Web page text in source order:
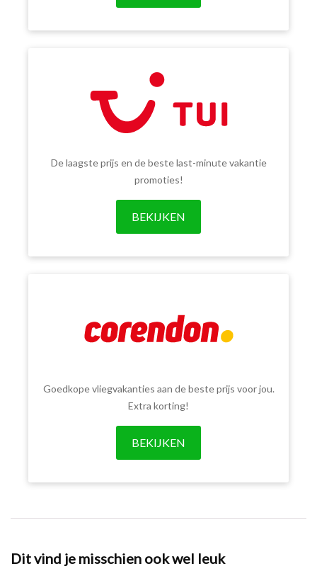
De laagste prijs en de beste last-minute vakantie
promoties!
BEKIJKEN
Goedkope vliegvakanties aan de beste prijs voor jou.
Extra korting!
BEKIJKEN
Dit vind je misschien ook wel leuk